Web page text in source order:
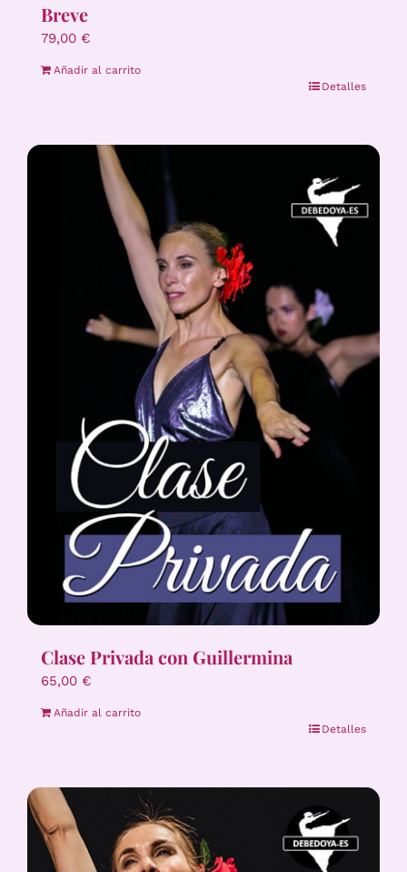
Breve
79,00 €
Añadir al carrito
Detalles
Clase Privada con Guillermina
65,00 €
Añadir al carrito
Detalles